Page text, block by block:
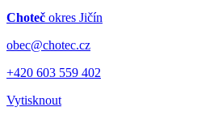
Choteč okres Jičín
obec@chotec.cz
+420 603 559 402
Vytisknout